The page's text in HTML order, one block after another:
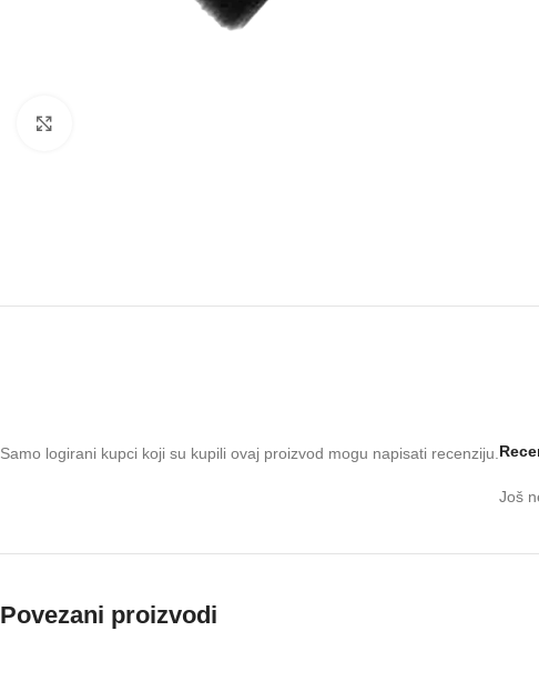
Još
Samo logirani kupci koji su kupili ovaj proizvod mogu napisati recenziju.
Povezani proizvodi